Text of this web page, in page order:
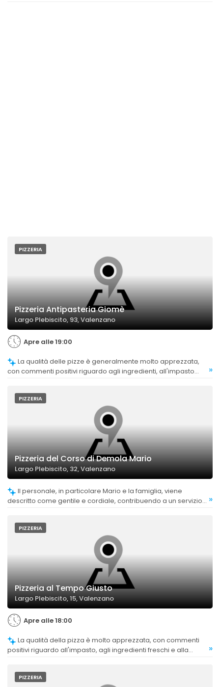
PIZZERIA
Pizzeria Antipasteria Giomè
Largo Plebiscito, 93, Valenzano
Apre alle 19:00
con commenti positivi riguardo agli ingredienti, all'impasto
ma nel complesso il giudizio è positivo.
»
PIZZERIA
Pizzeria del Corso di Demola Mario
Largo Plebiscito, 32, Valenzano
descritto come gentile e cordiale, contribuendo a un servizio
»
PIZZERIA
Pizzeria al Tempo Giusto
Largo Plebiscito, 15, Valenzano
Apre alle 18:00
positivi riguardo all'impasto, agli ingredienti freschi e alla
»
PIZZERIA